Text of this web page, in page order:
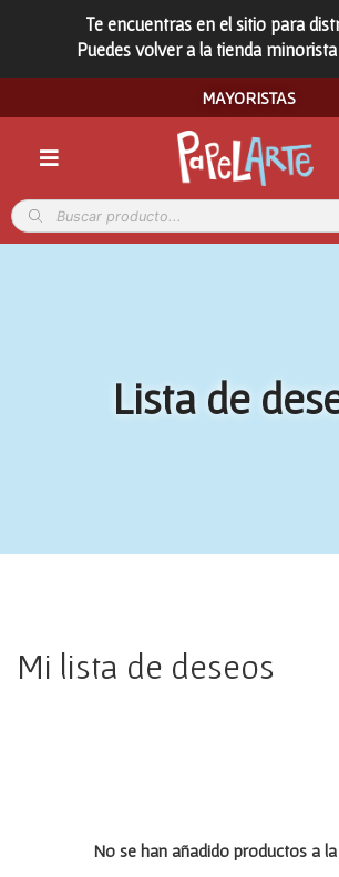
Te encuentras en el sitio para
Puedes volver a la tienda minorista
MAYORISTAS
Lista de
Mi lista de deseos
No se han añadido productos a